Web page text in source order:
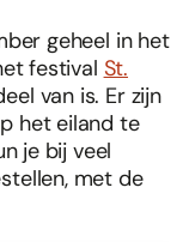
geheel in het
festival St.
van is. Er zijn
het eiland te
je bij veel
met de